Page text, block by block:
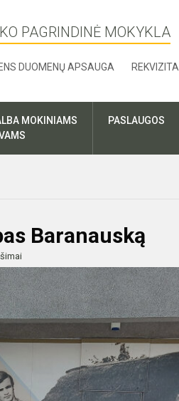
PAGRINDINĖ MOKYKLA
DUOMENŲ APSAUGA REKVIZITAI
MOKINIAMS
PASLAUGOS
Baranauską